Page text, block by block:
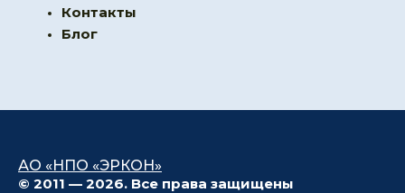
Контакты
Блог
АО «НПО «ЭРКОН»
© 2011 — 2026. Все права защищены